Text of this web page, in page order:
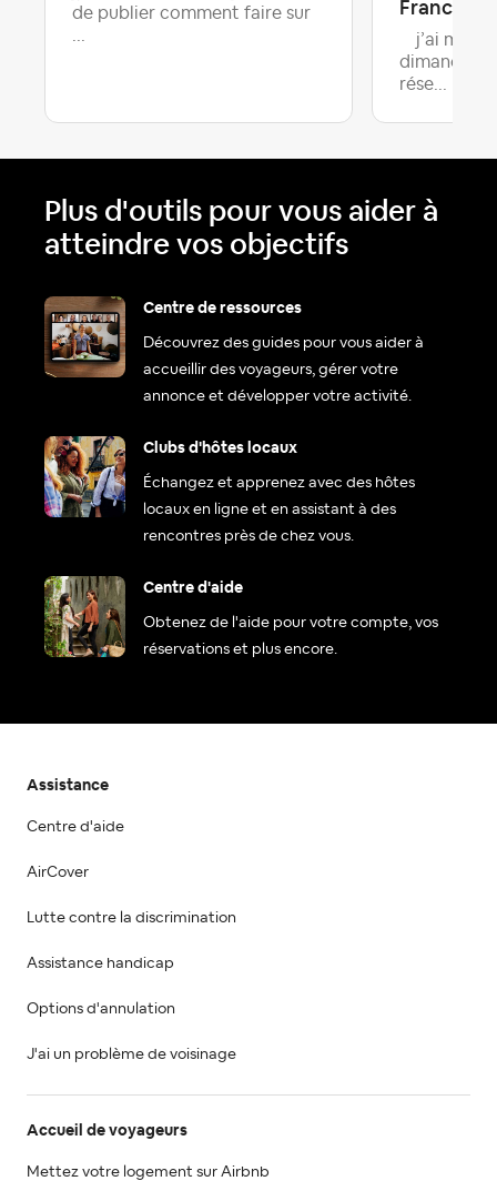
de publier comment faire sur
France
j’ai mis
dimanche
rése...
Plus d'outils pour vous aider à
atteindre vos objectifs
Centre de ressources
Découvrez des guides pour vous aider à
accueillir des voyageurs, gérer votre
annonce et développer votre activité.
Clubs d'hôtes locaux
Échangez et apprenez avec des hôtes
locaux en ligne et en assistant à des
rencontres près de chez vous.
Centre d'aide
Obtenez de l'aide pour votre compte, vos
réservations et plus encore.
Assistance
Centre d'aide
AirCover
Lutte contre la discrimination
Assistance handicap
Options d'annulation
J'ai un problème de voisinage
Accueil de voyageurs
Mettez votre logement sur Airbnb